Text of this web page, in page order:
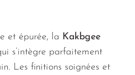
et épurée, la Kakbgee
s’intègre parfaitement
Les finitions soignées et